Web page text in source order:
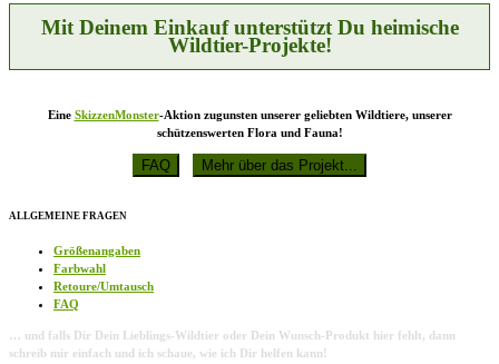
Produktseite
gewählt
werden
Mit Deinem Einkauf unterstützt Du heimische
Wildtier-Projekte!
Eine SkizzenMonster-Aktion zugunsten unserer geliebten Wildtiere, unserer
schützenswerten Flora und Fauna!
ALLGEMEINE FRAGEN
Größenangaben
Farbwahl
Retoure/Umtausch
FAQ
… und falls Dir Dein Lieblings-Wildtier oder Dein Wunsch-Produkt hier fehlt, dann
schreib mir einfach und ich schaue, wie ich Dir helfen kann!